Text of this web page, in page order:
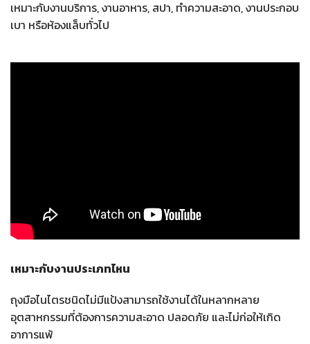
เหมาะกับงานบริการ, งานอาหาร, สปา, ทำความสะอาด, งานประกอบ
เบา หรือห้องแล็บทั่วไป
เหมาะกับงานประเภทไหน
ถุงมือไนไตรชนิดไม่มีแป้งสามารถใช้งานได้ในหลากหลาย
อุตสาหกรรมที่ต้องการความสะอาด ปลอดภัย และไม่ก่อให้เกิด
อาการแพ้